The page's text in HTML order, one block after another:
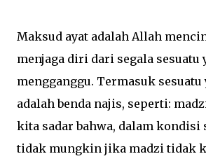
Maksud ayat adalah Allah
menjaga diri dari segala sesuatu
mengganggu. Termasuk
adalah benda najis, seperti:
kita sadar bahwa, dalam kondisi
tidak mungkin jika madzi tidak